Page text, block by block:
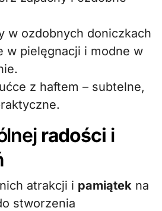
w ozdobnych doniczkach
w pielęgnacji i modne w
z haftem – subtelne,
radości i
atrakcji i pamiątek na
stworzenia